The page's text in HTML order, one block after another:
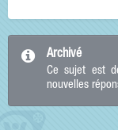
Archivé
Ce sujet est
nouvelles